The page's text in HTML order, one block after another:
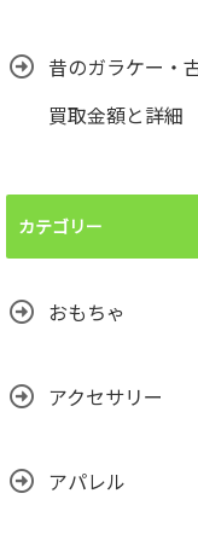
昔のガラケー・
買取金額と詳細
カテゴリー
おもちゃ
アクセサリー
アパレル